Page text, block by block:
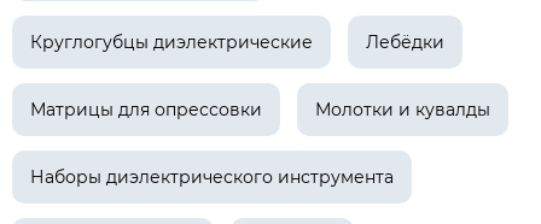
Круглогубцы диэлектрические Лебёдки
Матрицы для опрессовки Молотки и кувалды
Наборы диэлектрического инструмента